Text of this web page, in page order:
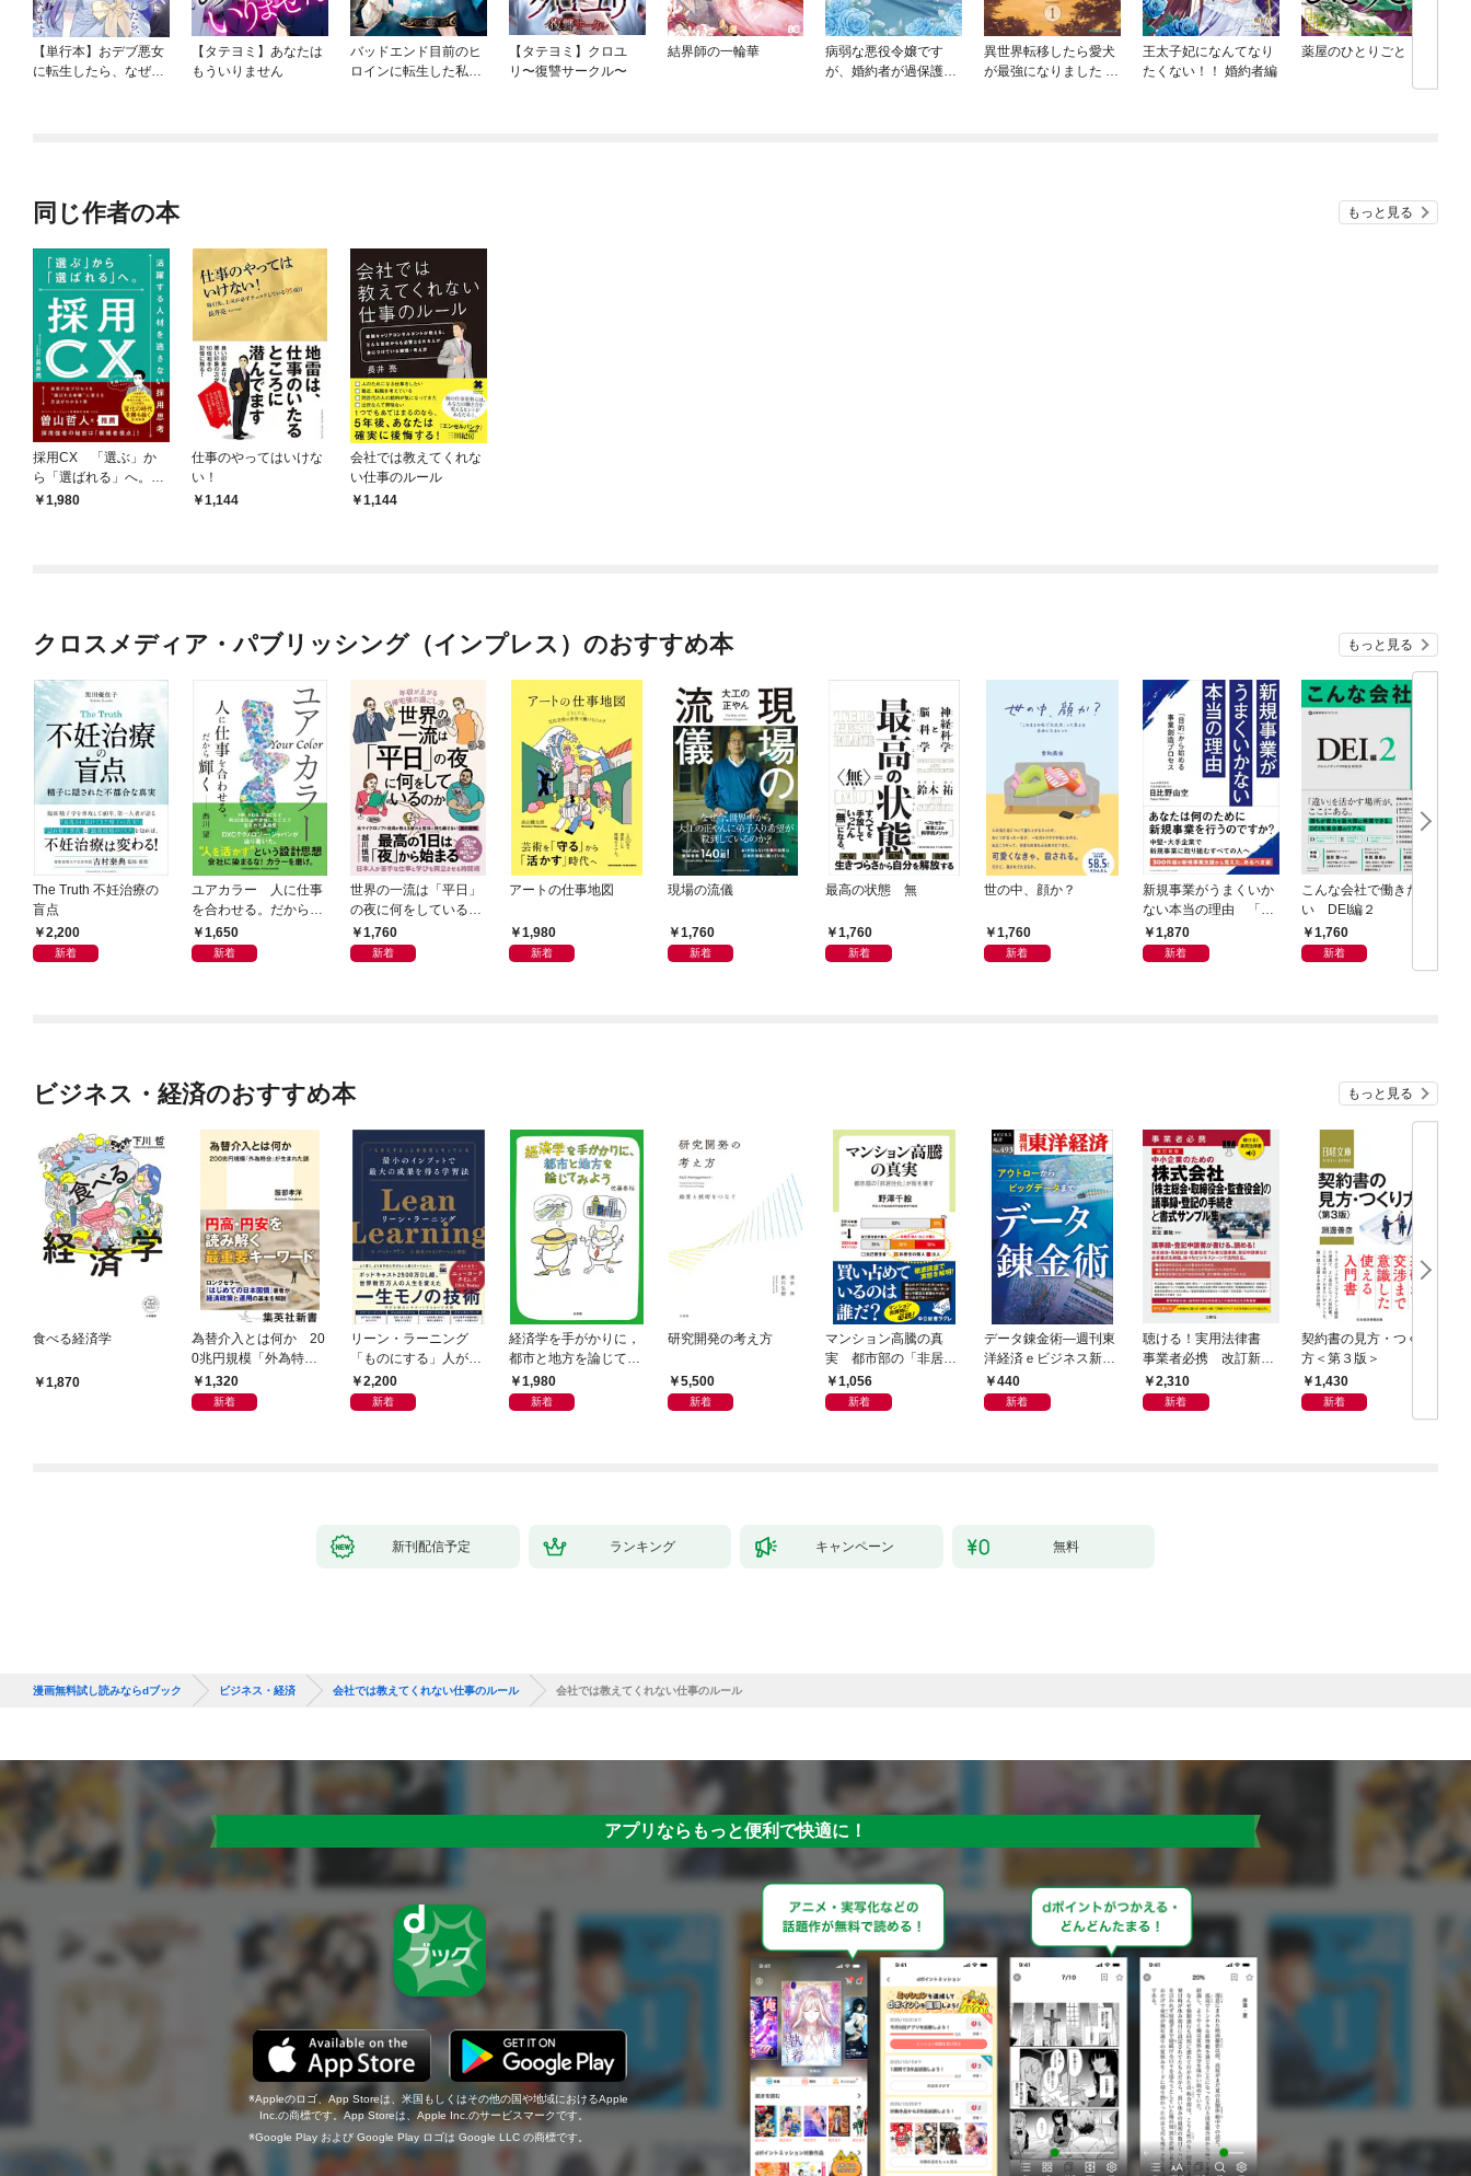
【単行本】おデブ悪女
に転生したら、なぜか
【タテヨミ】あなたは
もういりません
バッドエンド目前のヒ
ロインに転生した私、
【タテヨミ】クロユ
リ〜復讐サークル〜
結界師の一輪華
病弱な悪役令嬢です
が、婚約者が過保護す
異世界転移したら愛犬
が最強になりました ～
王太子妃になんてなり
たくない！！ 婚約者編
薬屋のひとりごと
同じ作者の本 もっと見る
採用CX 「選ぶ」か
ら「選ばれる」へ。活
躍する人材を逃さない
1,980
仕事のやってはいけな
い！
1,144
会社では教えてくれな
い仕事のルール
1,144
クロスメディア・パブリッシング（インプレス）のおすすめ本 もっと見る
The Truth 不妊治療の
盲点
2,200
新着
ユアカラー 人に仕事
を合わせる。だから輝
く1,650
新着
世界の一流は「平日」
の夜に何をしているの
か1,760
新着
アートの仕事地図
1,980
新着
現場の流儀
1,760
新着
最高の状態 無
1,760
新着
世の中、顔か？
1,760
新着
新規事業がうまくいか
ない本当の理由 「目
的」から始める事業創
造プロセス
1,870
新着
こんな会社で働きた
い DEI編２
1,760
新着
ビジネス・経済のおすすめ本 もっと見る
食べる経済学
1,870
為替介入とは何か 20
0兆円規模「外為特
会」が生まれた謎
1,320
新着
リーン・ラーニング
「ものにする」人が自
然とやっている 最小の
インプットで最大の成
2,200
新着
経済学を手がかりに，
都市と地方を論じてみ
よう1,980
新着
研究開発の考え方
5,500
新着
マンション高騰の真
実 都市部の「非居住
化」が街を壊す
1,056
新着
データ錬金術―週刊東
洋経済ｅビジネス新書
Ｎo.493
440
新着
聴ける！実用法律書
事業者必携 改訂新
版 中小企業のための
株式会社【株主総会・
2,310
新着
契約書の見方・つくり
方＜第３版＞
1,430
新着
新刊配信予定 ランキング キャンペーン 無料
漫画無料試し読みならdブック ビジネス・経済 会社では教えてくれない仕事のルール 会社では教えてくれない仕事のルール
アプリならもっと便利で快適に！
Appleのロゴ、App Storeは、米国もしくはその他の国や地域におけるApple
Inc.の商標です。App Storeは、Apple Inc.のサービスマークです。
Google Play および Google Play ロゴは Google LLC の商標です。